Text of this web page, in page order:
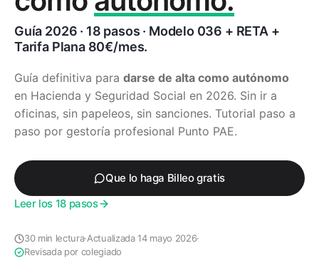
Guía 2026 · 18 pasos · Modelo 036 + RETA +
Tarifa Plana 80€/mes.
Guía definitiva para darse de alta como autónomo
en Hacienda y Seguridad Social en 2026. Sin ir a
oficinas, sin papeleos, sin sanciones. Tutorial paso a
paso por gestoría profesional Punto PAE.
Que lo haga Billeo gratis
Leer los 18 pasos
30 min lectura·Actualizada 14 mayo 2026·
Revisada por colegiado